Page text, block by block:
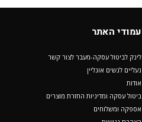
עמודי האתר
לינק לביטול עסקה-מעבר לצור קשר
נעליים לנשים אונליין
אודות
ביטול עסקה ומדיניות החזרת מוצרים
אספקה ומשלוחים